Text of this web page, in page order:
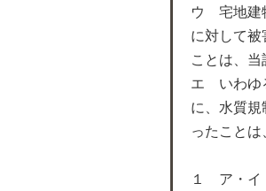
ウ 宅地建
に対して
ことは、
エ いわゆ
に、水質
ったこと
１ ア・イ